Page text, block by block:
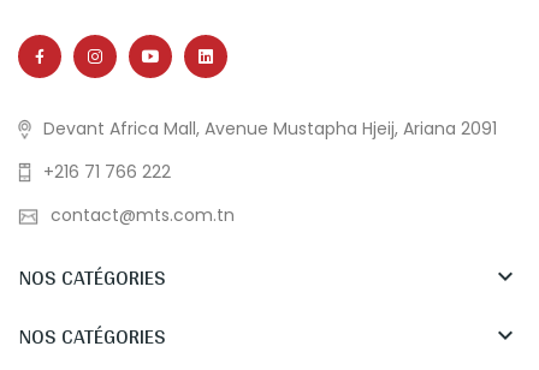
Devant Africa Mall, Avenue Mustapha Hjeij, Ariana 2091
+216 71 766 222
contact@mts.com.tn
NOS CATÉGORIES 
NOS CATÉGORIES 